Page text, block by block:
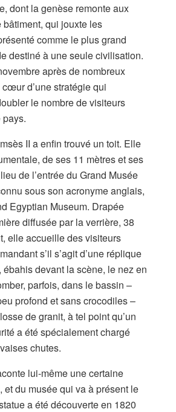
dont la genèse remonte aux
qui jouxte les
comme le plus grand
destiné à une seule civilisation.
après de nombreux
d’une stratégie qui
le nombre de visiteurs
II a enfin trouvé un toit. Elle
de ses 11 mètres et ses
de l’entrée du Grand Musée
sous son acronyme anglais,
Egyptian Museum. Drapée
diffusée par la verrière, 38
elle accueille des visiteurs
s’il s’agit d’une réplique
ébahis devant la scène, le nez en
parfois, dans le bassin –
profond et sans crocodiles –
de granit, à tel point qu’un
a été spécialement chargé
chutes.
lui-même une certaine
et du musée qui va à présent le
a été découverte en 1820